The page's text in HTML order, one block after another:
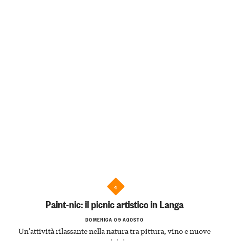
4
Paint-nic: il picnic artistico in Langa
DOMENICA 09 AGOSTO
Un'attività rilassante nella natura tra pittura, vino e nuove